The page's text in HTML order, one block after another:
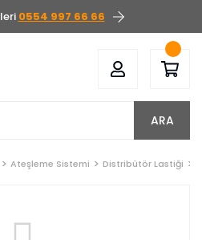
0554 997 66 66
ARA
Ateşleme Sistemi Distribütör Lastiği